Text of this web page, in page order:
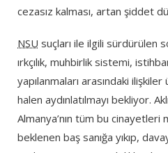
cezasız kalması, artan şiddet
NSU suçları ile ilgili sürdürülen
ırkçılık, muhbirlik sistemi,
yapılanmaları arasındaki
halen aydınlatılmayı bekliyor.
Almanya’nın tüm bu cinayetleri
beklenen baş sanığa yıkıp,